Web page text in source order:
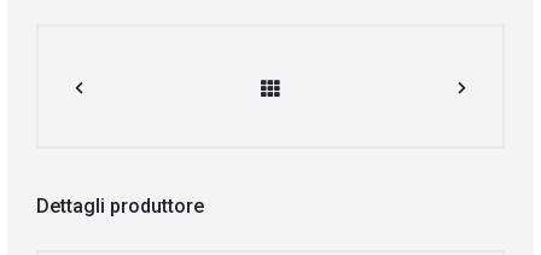
Dettagli produttore